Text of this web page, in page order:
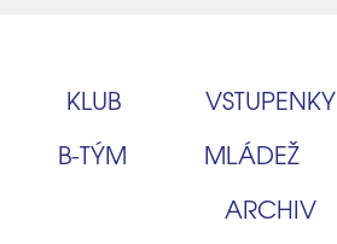
KLUB VSTUPENKY
B‑TÝM
MLÁDEŽ
ARCHIV